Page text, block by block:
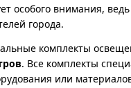
особого внимания,
города.
комплекты
. Все комплекты
или